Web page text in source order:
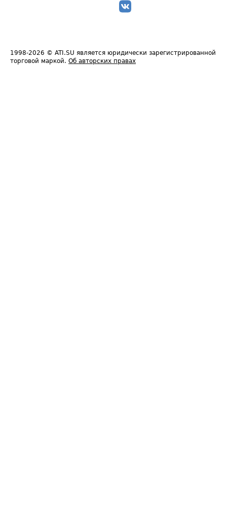
1998-2026 © ATI.SU является юридически зарегистрированной
торговой маркой. Об авторских правах